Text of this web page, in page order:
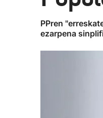
PPren
ezarpena